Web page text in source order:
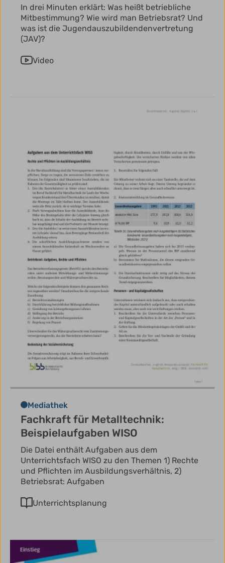
In drei Minuten erklärt: Was heißt betriebliche
Mitbestimmung? Wie wird man Betriebsrat? Und
was ist die Jugendauszubildendenvertretung
(JAV)?
Video
Mediathek
Fachkraft für Metalltechnik:
Beispielaufgaben WISO
Die Datei enthält Aufgaben aus dem
Unterrichtsfach WISO zu den Themen 1) Rechte
und Pflichten im Ausbildungsverhältnis, 2)
Betriebsrat: Aufgaben
Unterrichtsplanung